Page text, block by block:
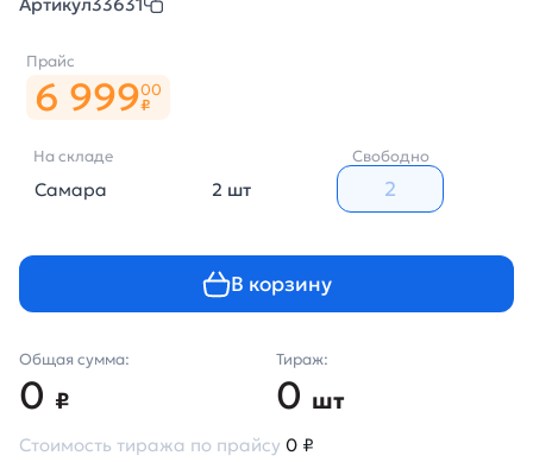
Прайс
6 99900
₽
На складе
Самара 2 шт
Свободно
В корзину
Общая сумма:
0 ₽
Тираж:
0 шт
Стоимость тиража по прайсу 0 ₽